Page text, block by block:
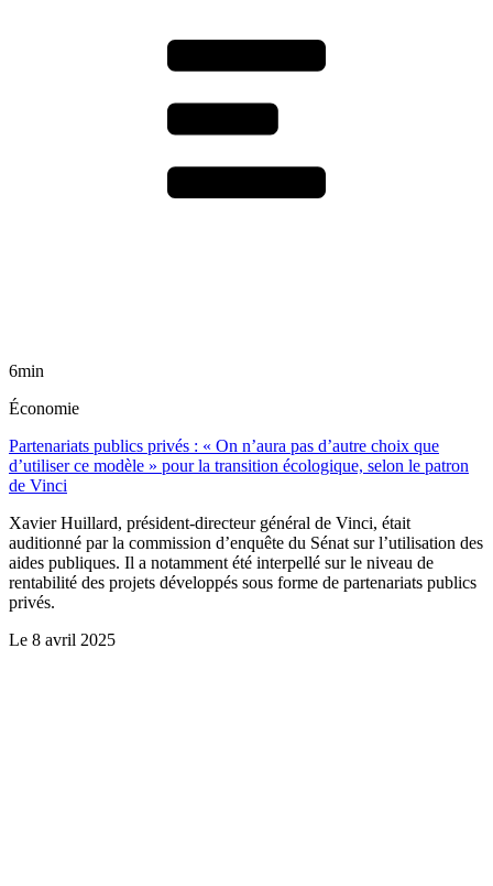
6min
Économie
Partenariats publics privés : « On n’aura pas d’autre choix que
d’utiliser ce modèle » pour la transition écologique, selon le patron
de Vinci
Xavier Huillard, président-directeur général de Vinci, était
auditionné par la commission d’enquête du Sénat sur l’utilisation des
aides publiques. Il a notamment été interpellé sur le niveau de
rentabilité des projets développés sous forme de partenariats publics
privés.
Le 8 avril 2025